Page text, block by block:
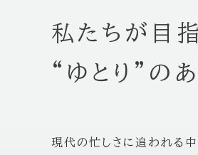
私たちが目指
“ゆとり”のあ
現代の忙しさに追われる中